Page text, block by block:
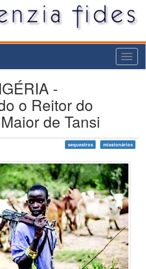
-
o Reitor do
de Tansi
sequestros missionários